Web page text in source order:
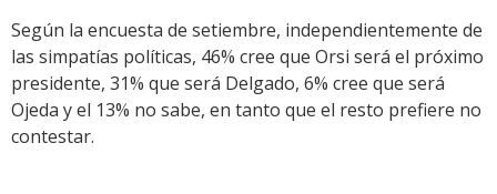
Según la encuesta de setiembre, independientemente de
las simpatías políticas, 46% cree que Orsi será el próximo
presidente, 31% que será Delgado, 6% cree que será
Ojeda y el 13% no sabe, en tanto que el resto prefiere no
contestar.